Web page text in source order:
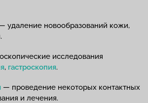
удаление новообразований кожи,
исследования
, гастроскопия.
— проведение некоторых контактных
и лечения.